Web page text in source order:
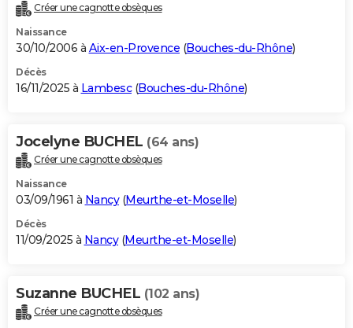
Destinations
City break
Voyage nature
Voyage de noces
Forum
Climat
+PHOTO
GUIDES D'ACHAT
BONS PLANS
Carte de Noël
Carte Bonne année
Carte Saint-Valentin
Carte Pâques
Carte d'anniversaire
DICTIONNAIRE
Dictionnaire
Biographies
Citations
Expressions
Proverbes
PROGRAMME TV
S'inscrire
Se connecter
Lycées
Collèges
Primaires
Universités
Entreprises
Service militaire
Avis de recherche
AVIS DE DÉCÈS
Bricolage
Lifestyle
Culture
Sport
Auto
Television
Voyage
Cinema
Créer une cagnotte obsèques
Naissance
30/10/2006 à Aix-en-Provence (Bouches-du-Rhône)
Décès
16/11/2025 à Lambesc(Bouches-du-Rhône)
Jocelyne BUCHEL (64 ans)
Créer une cagnotte obsèques
Naissance
03/09/1961 à Nancy(Meurthe-et-Moselle)
Décès
11/09/2025 à Nancy(Meurthe-et-Moselle)
Suzanne BUCHEL (102 ans)
Créer une cagnotte obsèques